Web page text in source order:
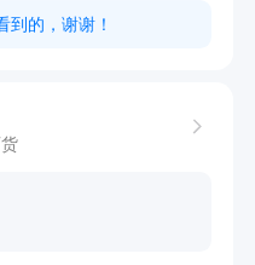
到的，谢谢！